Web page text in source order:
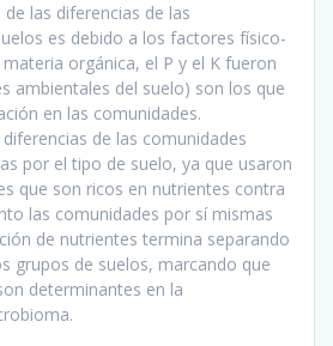
las diferencias de las
es debido a los factores físico-
orgánica, el P y el K fueron
ambientales del suelo) son los que
en las comunidades.
de las comunidades
por el tipo de suelo, ya que usaron
que son ricos en nutrientes contra
las comunidades por sí mismas
de nutrientes termina separando
grupos de suelos, marcando que
determinantes en la